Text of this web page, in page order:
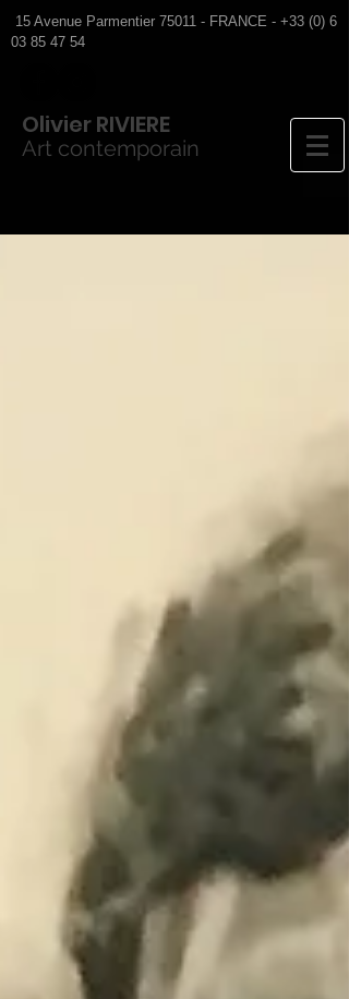
OlivierRIVIERE
Art contemporain
15 Avenue Parmentier 75011 - FRANCE - +33 (0) 6
03 85 47 54